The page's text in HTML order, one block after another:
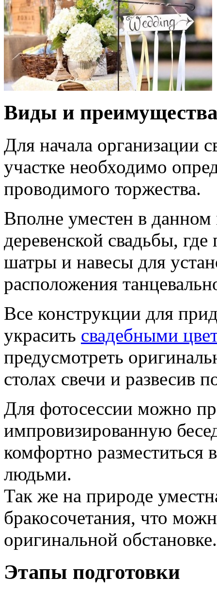
Виды и
Для начала организации
участке необходимо
проводимого торжества.
Вполне уместен в данном
деревенской свадьбы,
шатры и навесы для
расположения
Все конструкции для
украсить свадебными
предусмотреть
столах свечи и развесив
Для фотосессии можно
импровизированную
комфортно разместиться
людьми.
Так же на природе
бракосочетания, что
оригинальной обстановке.
Этапы подготовки